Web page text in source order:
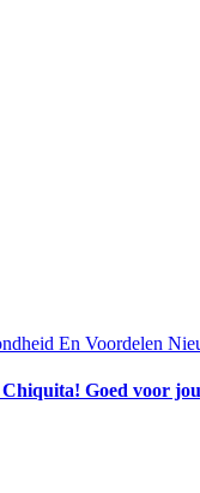
En Voordelen
Goed voor